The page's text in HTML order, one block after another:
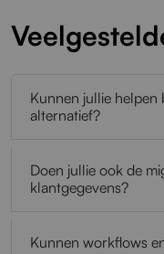
Kunnen jullie helpen
alternatief?
Doen jullie ook de
klantgegevens?
Kunnen workflows